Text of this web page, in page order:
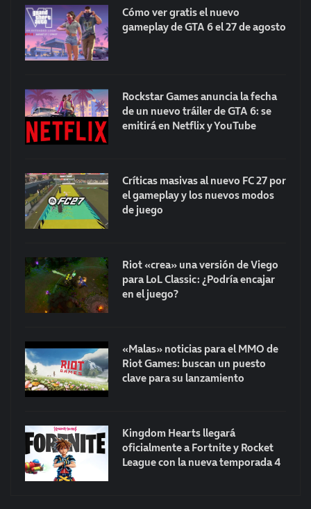
Cómo ver gratis el nuevo
gameplay de GTA 6 el 27 de agosto
Rockstar Games anuncia la fecha
de un nuevo tráiler de GTA 6: se
emitirá en Netflix y YouTube
Críticas masivas al nuevo FC 27 por
el gameplay y los nuevos modos
de juego
Riot «crea» una versión de Viego
para LoL Classic: ¿Podría encajar
en el juego?
«Malas» noticias para el MMO de
Riot Games: buscan un puesto
clave para su lanzamiento
Kingdom Hearts llegará
oficialmente a Fortnite y Rocket
League con la nueva temporada 4